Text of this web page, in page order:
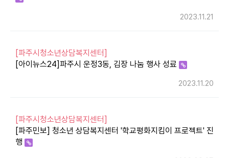
2023.11.21
[파주시청소년상담복지센터]
[아이뉴스24]파주시 운정3동, 김장 나눔 행사 성료
2023.11.20
[파주시청소년상담복지센터]
[파주민보] 청소년 상담복지센터 '학교평화지킴이 프로젝트' 진
행